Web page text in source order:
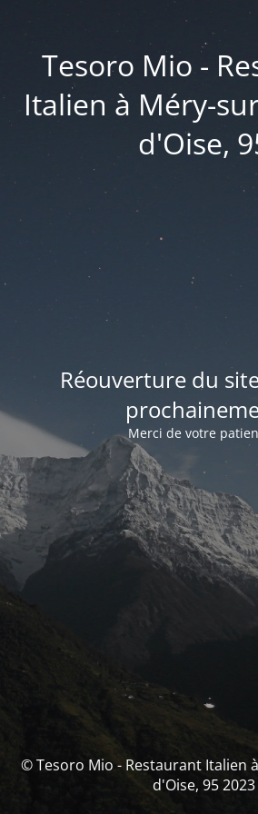
Tesoro Mio -
Italien à Méry-
d'Oise,
Réouverture du
Merci de votre
© Tesoro Mio - Restaurant Italien
d'Oise, 95 2023